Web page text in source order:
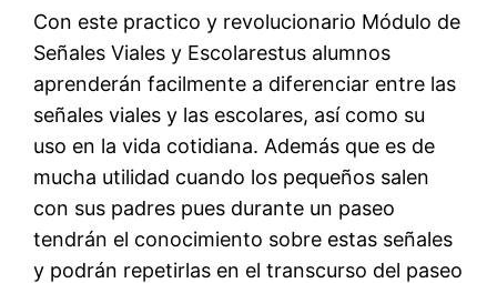
Con este practico y revolucionario Módulo de
Señales Viales y Escolarestus alumnos
aprenderán facilmente a diferenciar entre las
señales viales y las escolares, así como su
uso en la vida cotidiana. Además que es de
mucha utilidad cuando los pequeños salen
con sus padres pues durante un paseo
tendrán el conocimiento sobre estas señales
y podrán repetirlas en el transcurso del paseo